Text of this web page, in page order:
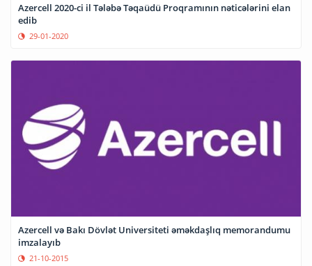
Azercell 2020-ci il Tələbə Təqaüdü Proqramının nəticələrini elan
edib
29-01-2020
Azercell və Bakı Dövlət Universiteti əməkdaşlıq memorandumu
imzalayıb
21-10-2015